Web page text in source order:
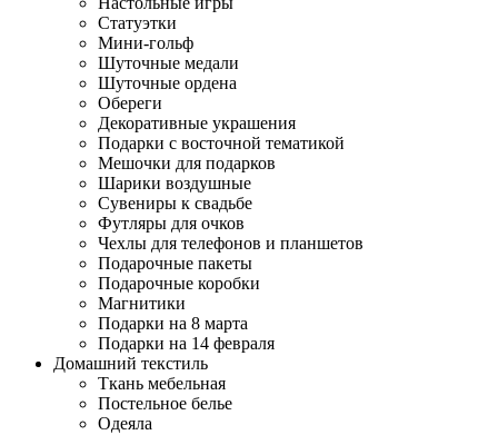
Статуэтки
Мини-гольф
Шуточные медали
Шуточные ордена
Обереги
Декоративные украшения
Подарки с восточной тематикой
Мешочки для подарков
Шарики воздушные
Сувениры к свадьбе
Футляры для очков
Чехлы для телефонов и планшетов
Подарочные пакеты
Подарочные коробки
Магнитики
Подарки на 8 марта
Подарки на 14 февраля
Домашний текстиль
Ткань мебельная
Постельное белье
Одеяла